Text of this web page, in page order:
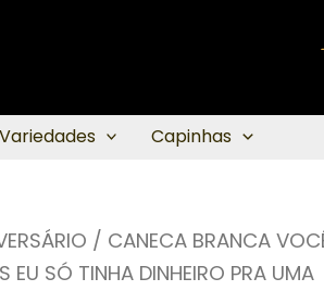
Variedades Capinhas
/ CANECA BRANCA
EU SÓ TINHA DINHEIRO PRA UMA